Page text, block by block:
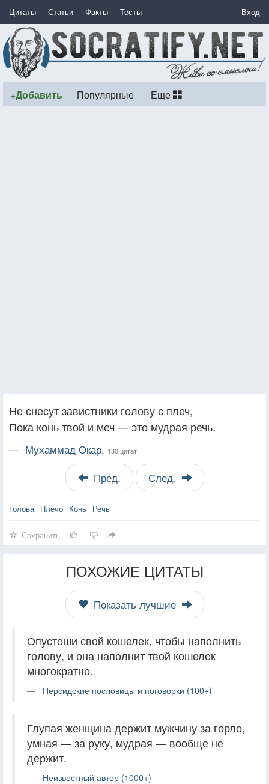
Цитаты Статьи Факты Тесты Вход
+Добавить Популярные Еще
Не снесут завистники голову с плеч,
Пока конь твой и меч — это мудрая речь.
— Мухаммад Окар, 130 цитат
Пред. След.
Голова Плечо Конь Речь
Сохранить
ПОХОЖИЕ ЦИТАТЫ
Показать лучшие
Опустоши свой кошелек, чтобы наполнить
голову, и она наполнит твой кошелек
многократно.
Персидские пословицы и поговорки (100+)
Глупая женщина держит мужчину за горло,
умная — за руку, мудрая — вообще не
держит.
Неизвестный автор (1000+)